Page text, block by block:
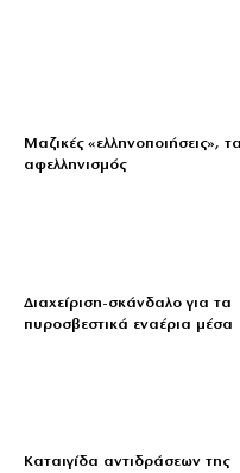
Μαζικές «ελληνοποιήσεις»,
αφελληνισμός
Διαχείριση-σκάνδαλο για τα
πυροσβεστικά εναέρια μέσα
Καταιγίδα αντιδράσεων της